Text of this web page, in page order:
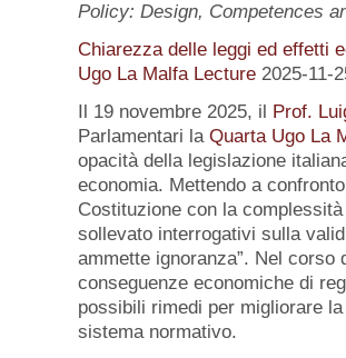
Policy: Design, Competences
Chiarezza delle leggi ed effetti
Ugo La Malfa Lecture 2025-11-
Il 19 novembre 2025, il Prof.
Parlamentari la Quarta Ugo La
opacità della legislazione
economia. Mettendo a
Costituzione con la
sollevato interrogativi sulla
ammette ignoranza”. Nel corso
conseguenze economiche di
possibili rimedi per migliorare
sistema normativo.